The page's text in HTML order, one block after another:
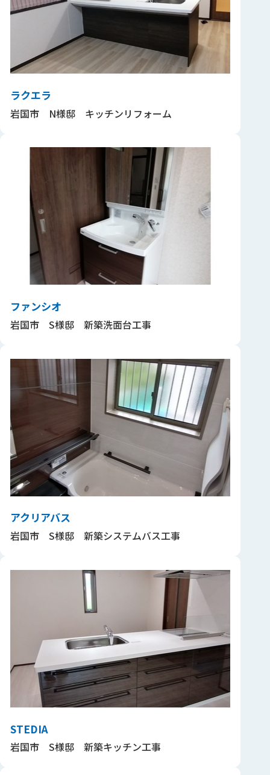
ラクエラ
岩国市 N様邸 キッチンリフォーム
ファンシオ
岩国市 S様邸 新築洗面台工事
アクリアバス
岩国市 S様邸 新築システムバス工事
STEDIA
岩国市 S様邸 新築キッチン工事